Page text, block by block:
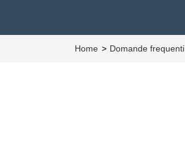
Home Domande frequenti